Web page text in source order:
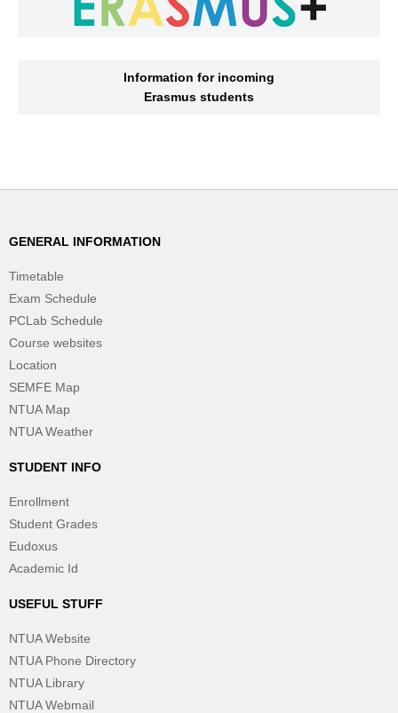
Information for incoming
Erasmus students
GENERAL INFORMATION
Timetable
Exam Schedule
PCLab Schedule
Course websites
Location
SEMFE Map
NTUA Map
NTUA Weather
STUDENT INFO
Enrollment
Student Grades
Eudoxus
Academic Id
USEFUL STUFF
NTUA Website
NTUA Phone Directory
NTUA Library
NTUA Webmail